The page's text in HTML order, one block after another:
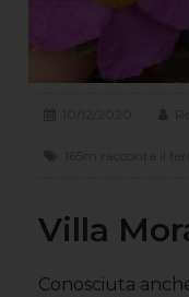
Villa
Conosciuta